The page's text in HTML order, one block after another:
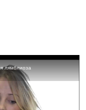
лямблиоза